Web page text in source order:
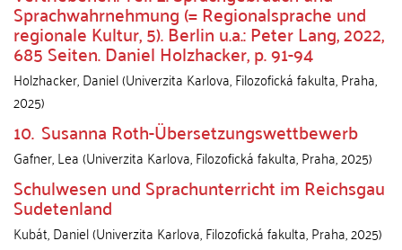
Sprachwahrnehmung (= Regionalsprache und
regionale Kultur, 5). Berlin u.a.: Peter Lang, 2022,
685 Seiten. Daniel Holzhacker, p. 91-94
Holzhacker, Daniel(Univerzita Karlova, Filozofická fakulta,Praha,
2025)
10. Susanna Roth-Übersetzungswettbewerb
Gafner, Lea(Univerzita Karlova, Filozofická fakulta,Praha,2025)
Schulwesen und Sprachunterricht im Reichsgau
Sudetenland
Kubát, Daniel(Univerzita Karlova, Filozofická fakulta,Praha,2025)